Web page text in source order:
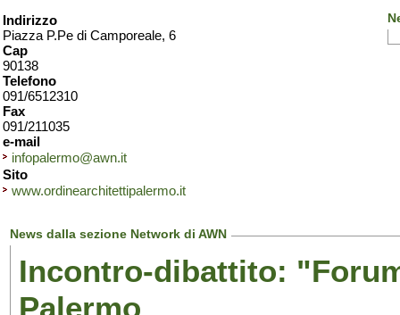
Indirizzo
Piazza P.Pe di Camporeale, 6
Cap
90138
Telefono
091/6512310
Fax
091/211035
e-mail
infopalermo@awn.it
Sito
www.ordinearchitettipalermo.it
News dalla sezione Network di AWN
Incontro-dibattito:
Palermo